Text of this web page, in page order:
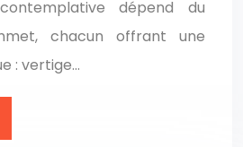
contemplative dépend du
chacun offrant une
: vertige…